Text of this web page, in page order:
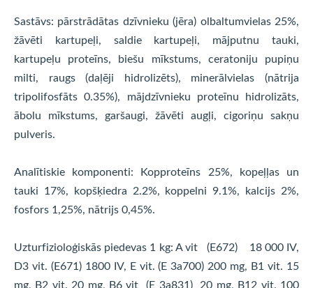
Sastāvs: pārstrādātas dzīvnieku (jēra) olbaltumvielas 25%,
žāvēti kartupeļi, saldie kartupeļi, mājputnu tauki,
kartupeļu proteīns, biešu mīkstums, ceratoniju pupiņu
milti, raugs (daļēji hidrolizēts), minerālvielas (nātrija
tripolifosfāts 0.35%), mājdzīvnieku proteīnu hidrolizāts,
ābolu mīkstums, garšaugi, žāvēti augļi, cigoriņu sakņu
pulveris.
Analītiskie komponenti: Kopproteīns 25%, kopeļļas un
tauki 17%, kopšķiedra 2.2%, koppelni 9.1%, kalcijs 2%,
fosfors 1,25%, nātrijs 0,45%.
Uzturfizioloģiskās piedevas 1 kg: A vit (E672) 18 000 IV,
D3 vit. (E671) 1800 IV, E vit. (E 3a700) 200 mg, B1 vit. 15
mg, B2 vit. 20 mg, B6 vit (E 3a831) 20 mg, B12 vit. 100